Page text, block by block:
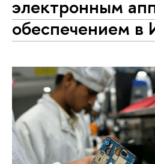
электронным
обеспечением в